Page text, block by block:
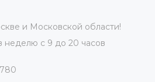
и Московской области!
с 9 до 20 часов